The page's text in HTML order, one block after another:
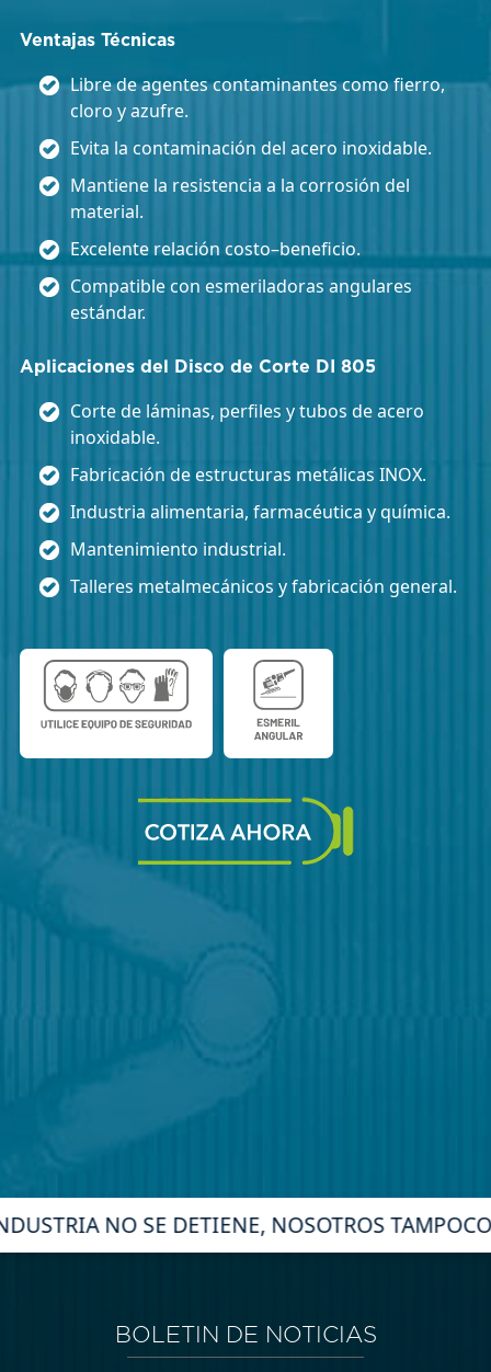
Ventajas Técnicas
Libre de agentes contaminantes como fierro,
cloro y azufre.
Evita la contaminación del acero inoxidable.
Mantiene la resistencia a la corrosión del
material.
Excelente relación costo–beneficio.
Compatible con esmeriladoras angulares
estándar.
Aplicaciones del Disco de Corte DI 805
Corte de láminas, perfiles y tubos de acero
inoxidable.
Fabricación de estructuras metálicas INOX.
Industria alimentaria, farmacéutica y química.
Mantenimiento industrial.
Talleres metalmecánicos y fabricación general.
NO SE DETIENE, NOSOTROS TAMPOCO
BOLETIN DE NOTICIAS